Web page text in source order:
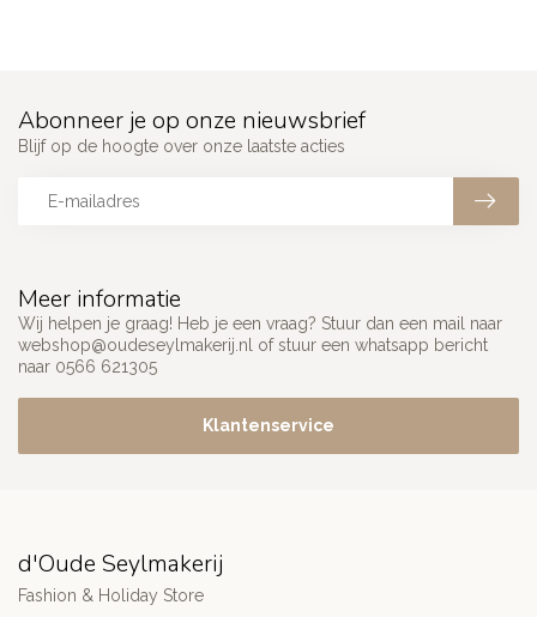
Meer informatie
Wij helpen je graag! Heb je een vraag? Stuur dan een mail naar
webshop@oudeseylmakerij.nl
of stuur een whatsapp bericht
naar 0566 621305
Klantenservice
Abonneer je op onze nieuwsbrief
Blijf op de hoogte over onze laatste acties
d'Oude Seylmakerij
Fashion & Holiday Store